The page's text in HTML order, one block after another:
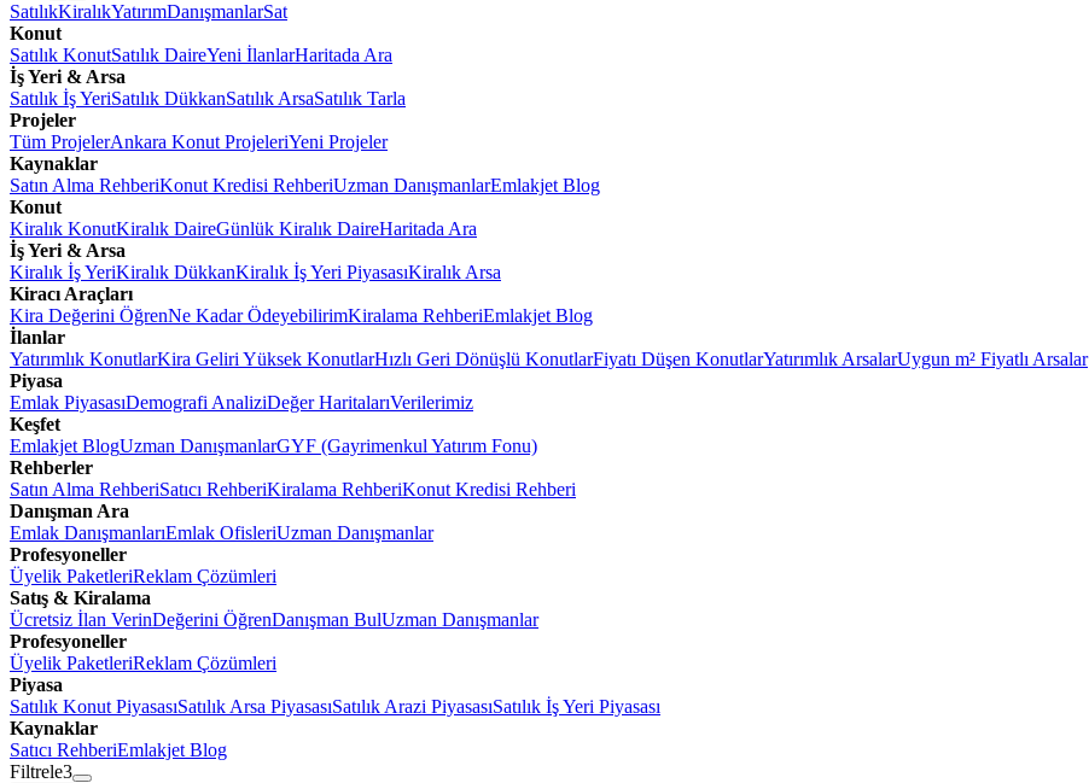
SatılıkKiralıkYatırımDanışmanlarSat
Konut
Satılık KonutSatılık DaireYeni İlanlarHaritada Ara
İş Yeri & Arsa
Satılık İş YeriSatılık DükkanSatılık ArsaSatılık Tarla
Projeler
Tüm ProjelerAnkara Konut ProjeleriYeni Projeler
Kaynaklar
Satın Alma RehberiKonut Kredisi RehberiUzman DanışmanlarEmlakjet Blog
Konut
Kiralık KonutKiralık DaireGünlük Kiralık DaireHaritada Ara
İş Yeri & Arsa
Kiralık İş YeriKiralık DükkanKiralık İş Yeri PiyasasıKiralık Arsa
Kiracı Araçları
Kira Değerini ÖğrenNe Kadar ÖdeyebilirimKiralama RehberiEmlakjet Blog
İlanlar
Yatırımlık KonutlarKira Geliri Yüksek KonutlarHızlı Geri Dönüşlü KonutlarFiyatı Düşen KonutlarYatırımlık ArsalarUygun m² Fiyatlı Arsalar
Piyasa
Emlak PiyasasıDemografi AnaliziDeğer HaritalarıVerilerimiz
Keşfet
Emlakjet BlogUzman DanışmanlarGYF (Gayrimenkul Yatırım Fonu)
Rehberler
Satın Alma RehberiSatıcı RehberiKiralama RehberiKonut Kredisi Rehberi
Danışman Ara
Emlak DanışmanlarıEmlak OfisleriUzman Danışmanlar
Profesyoneller
Üyelik PaketleriReklam Çözümleri
Satış & Kiralama
Ücretsiz İlan VerinDeğerini ÖğrenDanışman BulUzman Danışmanlar
Profesyoneller
Üyelik PaketleriReklam Çözümleri
Piyasa
Satılık Konut PiyasasıSatılık Arsa PiyasasıSatılık Arazi PiyasasıSatılık İş Yeri Piyasası
Kaynaklar
Satıcı RehberiEmlakjet Blog
Filtrele3